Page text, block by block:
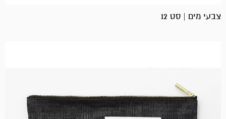
צבעי מים | סט 12